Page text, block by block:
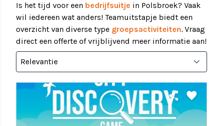
Is het tijd voor een bedrijfsuitje in Polsbroek? Vaak
wil iedereen wat anders! Teamuitstapje biedt een
overzicht van diverse type groepsactiviteiten. Vraag
direct een offerte of vrijblijvend meer informatie aan!
share favorite